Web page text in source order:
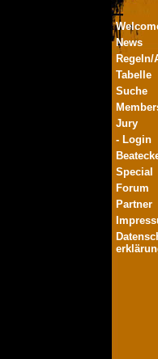
News
Regeln/
Tabelle
Suche
Jury
- Login
Special
Forum
Partner